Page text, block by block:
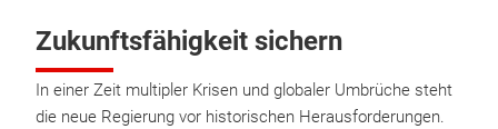
Zukunftsfähigkeit sichern
In einer Zeit multipler Krisen und globaler Umbrüche steht
die neue Regierung vor historischen Herausforderungen.